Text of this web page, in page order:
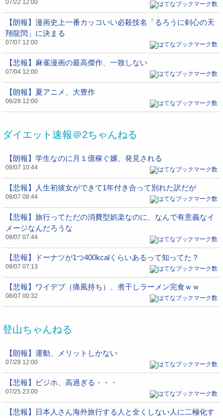
07/22 12:00
【朗報】漫画史上一番カッコいい必殺技名「るろうに剣心の天
翔龍閃」に決まる
07/07 12:00
【悲報】麻雀漫画の最高傑作、一致しない
07/04 12:00
【朗報】夏アニメ、大豊作
06/28 12:00
ダイエット速報＠2ちゃんねる
【朗報】学生なのに月１億稼ぐ嬢、発見される
08/07 10:44
【悲報】人生初彼女ができて1年付き合って別れた訳だが
08/07 08:44
【悲報】旅行ってただの消費型娯楽なのに、なんで有意義なイ
メージなんだろうな
08/07 07:44
【悲報】ドーナツが1つ400kcalくらいあるって知ってた？
08/07 07:13
【悲報】ワイデブ（痛風持ち）、煮干しラーメン完食ｗｗ
08/07 00:32
登山ちゃんねる
【朗報】運動、メリットしかない
07/28 12:00
【悲報】ビジホ、高過ぎる・・・
07/25 23:00
【悲報】日本人さん海外旅行する人と全くしない人に二極化す